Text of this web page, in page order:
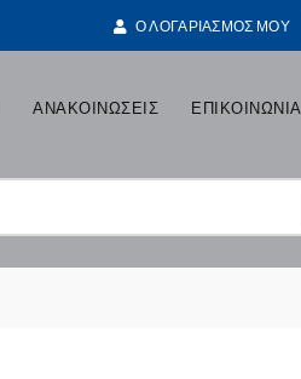
Ο ΛΟΓΑΡΙΑΣΜΟΣ ΜΟΥ
ΑΝΑΚΟΙΝΩΣΕΙΣ ΕΠΙΚΟΙΝΩΝΙΑ